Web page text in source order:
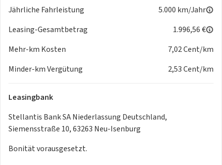
Jährliche Fahrleistung
5.000 km/Jahr
Leasing-Gesamtbetrag
1.996,56 €
Mehr-km Kosten
7,02 Cent/km
Minder-km Vergütung
2,53 Cent/km
Leasingbank
Stellantis Bank SA Niederlassung Deutschland,
Siemensstraße 10, 63263 Neu-Isenburg
Bonität vorausgesetzt.